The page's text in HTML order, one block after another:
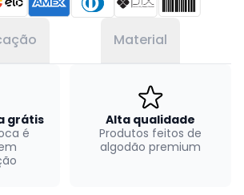
Material
grátis
é
Alta qualidade
Produtos feitos de
algodão premium